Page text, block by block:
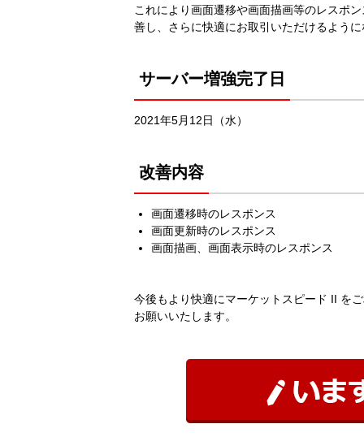
これにより画面遷移や画面描画等のレスポ
善し、さらに快適にお取引いただけるよう
サーバー増強完了日
2021年5月12日（水）
改善内容
画面遷移時のレスポンス
画面更新時のレスポンス
画面描画、画面表示時のレスポンス
今後もより快適にマーケットスピード II を
お願いいたします。